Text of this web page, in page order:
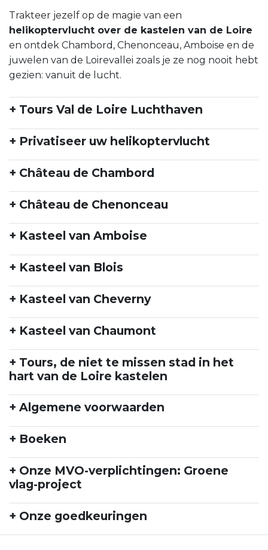
Trakteer jezelf op de magie van een
helikoptervlucht over de kastelen van de Loire
en ontdek Chambord, Chenonceau, Amboise en de
juwelen van de Loirevallei zoals je ze nog nooit hebt
gezien: vanuit de lucht.
+ Tours Val de Loire Luchthaven
+ Privatiseer uw helikoptervlucht
+ Château de Chambord
+ Château de Chenonceau
+ Kasteel van Amboise
+ Kasteel van Blois
+ Kasteel van Cheverny
+ Kasteel van Chaumont
+ Tours, de niet te missen stad in het
hart van de Loire kastelen
+ Algemene voorwaarden
+ Boeken
+ Onze MVO-verplichtingen: Groene
vlag-project
+ Onze goedkeuringen